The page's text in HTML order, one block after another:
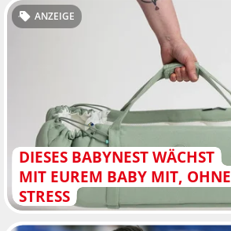
DIESES BABYNEST WÄCHST
MIT EUREM BABY MIT, OHNE
STRESS
ANZEIGE